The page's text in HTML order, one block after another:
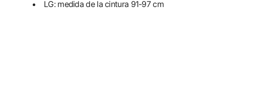
LG: medida de la cintura 91-97 cm